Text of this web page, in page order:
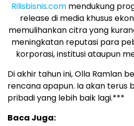
Rilisbisnis.com mendukung
release di media khusus
memulihankan citra yang
meningkatan reputasi para
korporasi, institusi ataupun
Di akhir tahun ini, Olla Ramlan
rencana apapun. Ia akan terus
pribadi yang lebih baik lagi.***
Baca Juga: